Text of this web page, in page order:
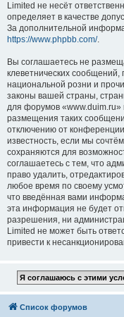
Limited не несёт
определяет в качестве
За дополнительной
https://www.phpbb.com/.
Вы соглашаетесь не
клеветнических
национальной розни и
законы вашей страны,
для форумов
размещения таких
отключению от
известность, если мы
сохраняются для
соглашаетесь с тем, что
право удалить,
любое время по своему
что введённая вами
эта информация не будет
разрешения, ни
Limited не может быть
привести к
Список форумов